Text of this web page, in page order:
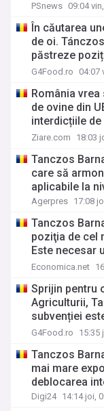
PSnews 09:04
În căutarea
de oi.
păstreze
ovine din UE”
G4Food.ro 04:07
România
de ovine din
interdicțiile
Europeană
Ziare.com 18:03
Tanczos
care să
aplicabile la
Agerpres 17:08
Tanczos
poziţia de cel
Este necesar
stricte din UE
Economica.net
Sprijin pentru
Agriculturii,
subvenției
imperios
G4Food.ro 15:35
Tanczos
mai mare
deblocarea
Digi24 14:14 joi,